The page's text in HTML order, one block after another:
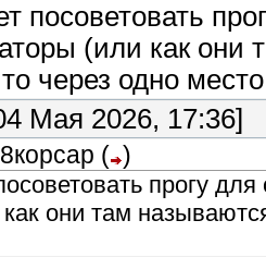
посоветовать
(или как
через одно
Мая 2026, 17:36]
( )
прогу
они там